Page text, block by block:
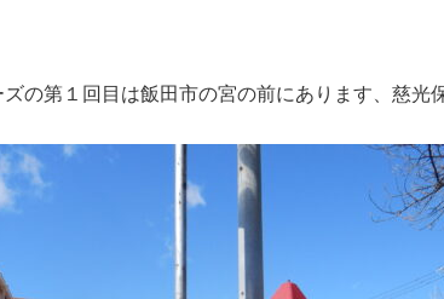
ズの第１回目は飯田市の宮の前にあります、慈光